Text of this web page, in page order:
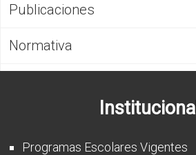
CFP
Publicaciones
Normativa
Institucional
Programas Escolares Vigentes